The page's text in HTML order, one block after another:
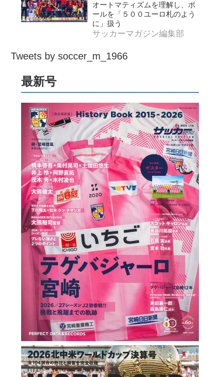
オートマティズムを理解し、ボ
ールを「５００ユーロ札のよう
に」扱う
サッカーマガジン編集部
Tweets by soccer_m_1966
最新号